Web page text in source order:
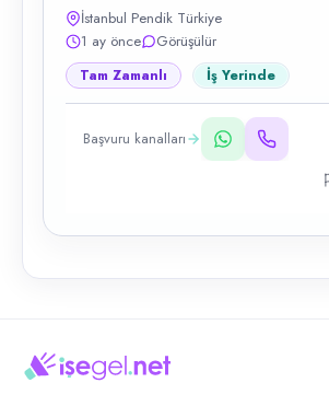
İstanbul Pendik Türkiye
1 ay önce
Görüşülür
Tam Zamanlı İş Yerinde
Başvuru kanalları